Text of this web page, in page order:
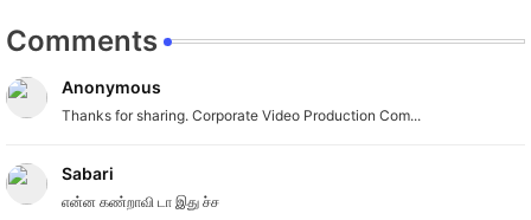
Comments
Anonymous
Thanks for sharing. Corporate Video Production Com...
Sabari
என்ன கண்றாவி டா இது ச்ச